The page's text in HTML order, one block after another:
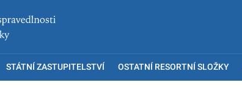
STÁTNÍ ZASTUPITELSTVÍ OSTATNÍ RESORTNÍ SLOŽKY